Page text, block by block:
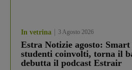
In vetrina 3 Agosto 2026
Estra Notizie agosto:
studenti coinvolti, torna il
debutta il podcast Estrair